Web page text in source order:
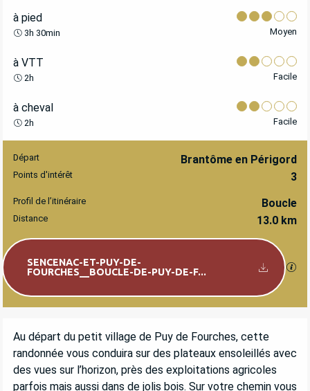
à pied
3h 30min Moyen
à VTT
2h Facile
à cheval
2h Facile
INFORMATIONS PRATIQUES
Départ Brantôme en Périgord
Points d'intérêt 3
Profil de l’itinéraire Boucle
Distance 13.0 km
Documentation
SENCENAC-ET-PUY-DE-
FOURCHES__BOUCLE-DE-PUY-DE-F...
DESCRIPTION
Au départ du petit village de Puy de Fourches, cette
randonnée vous conduira sur des plateaux ensoleillés avec
des vues sur l’horizon, près des exploitations agricoles
parfois mais aussi dans de jolis bois. Sur votre chemin vous